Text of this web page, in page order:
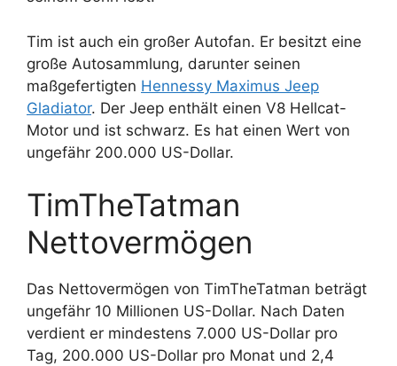
Tim ist auch ein großer Autofan. Er besitzt eine
große Autosammlung, darunter seinen
maßgefertigten Hennessy Maximus Jeep
Gladiator. Der Jeep enthält einen V8 Hellcat-
Motor und ist schwarz. Es hat einen Wert von
ungefähr 200.000 US-Dollar.
TimTheTatman
Nettovermögen
Das Nettovermögen von TimTheTatman beträgt
ungefähr 10 Millionen US-Dollar. Nach Daten
verdient er mindestens 7.000 US-Dollar pro
Tag, 200.000 US-Dollar pro Monat und 2,4